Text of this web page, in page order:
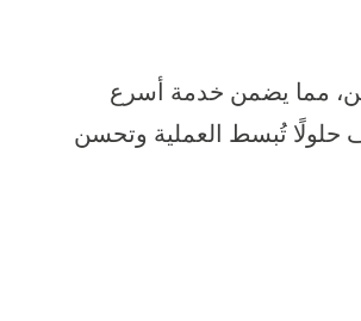
مما يضمن خدمة أسرع
حلولًا تُبسط العملية وتحسن